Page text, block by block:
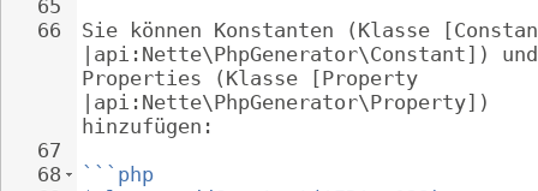
65
66
67
68
Sie können Konstanten (Klasse
|api:Nette\PhpGenerator\Constant])
Properties (Klasse [Property
|api:Nette\PhpGenerator\Property])
hinzufügen:
```php